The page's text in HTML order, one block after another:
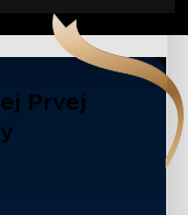
Prvej